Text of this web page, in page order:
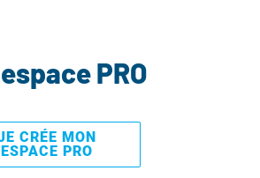
PRO
CRÉE MON
ESPACE PRO